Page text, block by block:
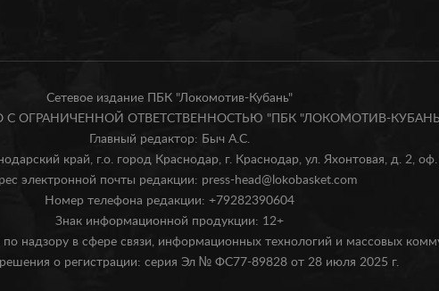
Сетевое издание ПБК "Локомотив-Кубань"
С ОГРАНИЧЕННОЙ ОТВЕТСТВЕННОСТЬЮ "ПБК "ЛОКОМОТИВ-
Главный редактор: Быч А.С.
край, г.о. город Краснодар, г. Краснодар, ул. Яхонтовая, д. 2,
электронной почты редакции: press-head@lokobasket.com
Номер телефона редакции: +79282390604
Знак информационной продукции: 12+
надзору в сфере связи, информационных технологий и массовых
о регистрации: серия Эл № ФС77-89828 от 28 июля 2025 г.